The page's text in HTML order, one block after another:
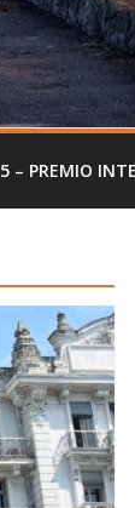
5 – PREMIO